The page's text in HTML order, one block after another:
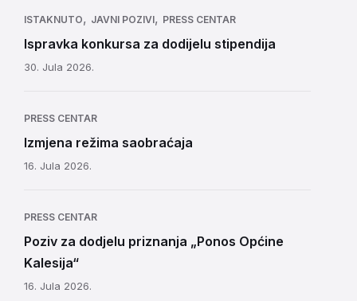
ISTAKNUTO, JAVNI POZIVI, PRESS CENTAR
Ispravka konkursa za dodijelu stipendija
30. Jula 2026.
PRESS CENTAR
Izmjena režima saobraćaja
16. Jula 2026.
PRESS CENTAR
Poziv za dodjelu priznanja „Ponos Općine
Kalesija“
16. Jula 2026.